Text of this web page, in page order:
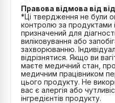
Правова відмова від
*Ці твердження не були
контролю за продуктами
призначений для
виліковування або
захворюванню.
відрізнятися. Якщо ви
маєте медичний стан,
медичним працівником
цього продукту. Не
вас є алергія або
інгредієнтів продукту.